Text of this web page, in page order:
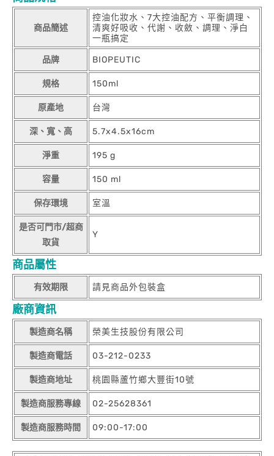
商品簡述
控油化妝水、7大控油配方、平衡調理、
清爽好吸收、代謝、收斂、調理、淨白
一瓶搞定
品牌 BIOPEUTIC
規格 150ml
原產地 台灣
深、寬、高 5.7x4.5x16cm
淨重 195 g
容量 150 ml
保存環境 室溫
是否可門市/超商
取貨
Y
商品屬性
有效期限 請見商品外包裝盒
廠商資訊
製造商名稱 榮美生技股份有限公司
製造商電話 03-212-0233
製造商地址 桃園縣蘆竹鄉大豐街10號
製造商服務專線 02-25628361
製造商服務時間 09:00-17:00